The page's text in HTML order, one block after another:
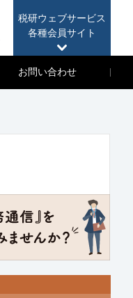
税研ウェブサービス
各種会員サイト
お問い合わせ